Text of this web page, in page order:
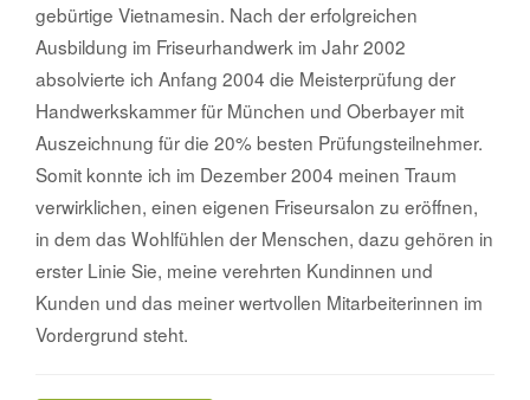
gebürtige Vietnamesin. Nach der erfolgreichen
Ausbildung im Friseurhandwerk im Jahr 2002
absolvierte ich Anfang 2004 die Meisterprüfung der
Handwerkskammer für München und Oberbayer mit
Auszeichnung für die 20% besten Prüfungsteilnehmer.
Somit konnte ich im Dezember 2004 meinen Traum
verwirklichen, einen eigenen Friseursalon zu eröffnen,
in dem das Wohlfühlen der Menschen, dazu gehören in
erster Linie Sie, meine verehrten Kundinnen und
Kunden und das meiner wertvollen Mitarbeiterinnen im
Vordergrund steht.